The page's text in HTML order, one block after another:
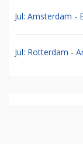
Jul: Amsterdam -
Jul: Rotterdam -